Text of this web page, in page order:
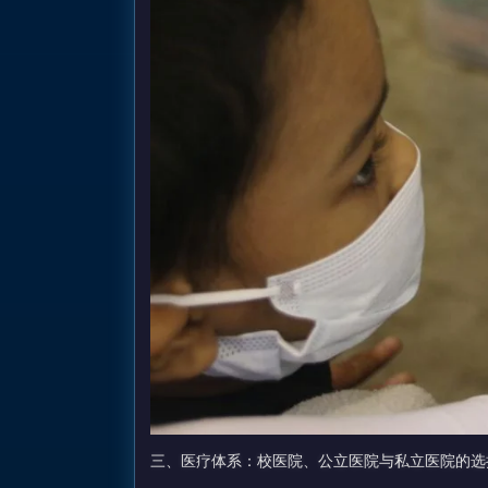
三、医疗体系：校医院、公立医院与私立医院的